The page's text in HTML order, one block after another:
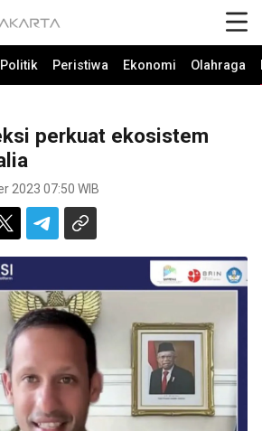
Politik Peristiwa Ekonomi Olahraga
perkuat ekosistem
2023 07:50 WIB